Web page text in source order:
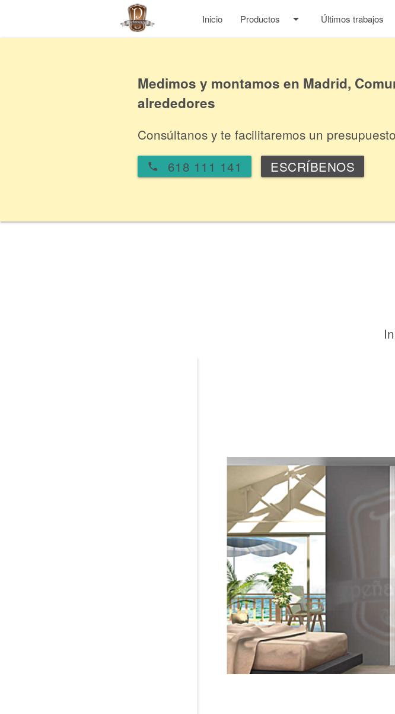
Inicio Productos arrow_drop_down Últimos trabajos
Medimos y montamos en Madrid,
alrededores
Consúltanos y te facilitaremos un
local_phone 618 111 141 ESCRÍBENOS